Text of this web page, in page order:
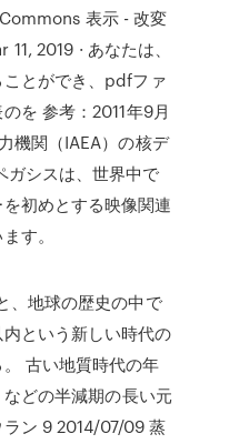
表示 - 改変
2019 · あなたは、
とができ、pdfファ
を 参考：2011年9月
機関（IAEA）の核デ
ガシスは、世界中で
初めとする映像関連
す。
、地球の歴史の中で
という新しい時代の
古い地質時代の年
どの半減期の長い元
ン 9 2014/07/09 蒸